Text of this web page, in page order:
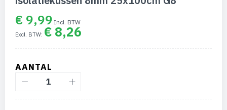
begin
afbeeldingen-
gallerij
€ 9,99
€ 8,26
AANTAL